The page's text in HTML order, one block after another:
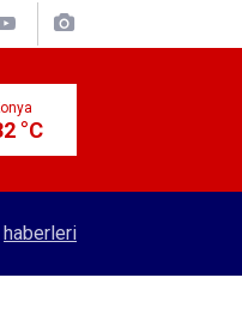
°C
açıklandı
haberleri